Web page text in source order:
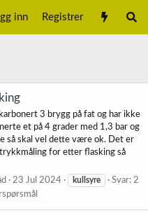
inn Registrer
3 brygg på fat og har ikke
et på 4 grader med 1,3 bar og
så skal vel dette være ok. Det er
for etter flasking så
23 Jul 2024 kullsyre
Svar: 2